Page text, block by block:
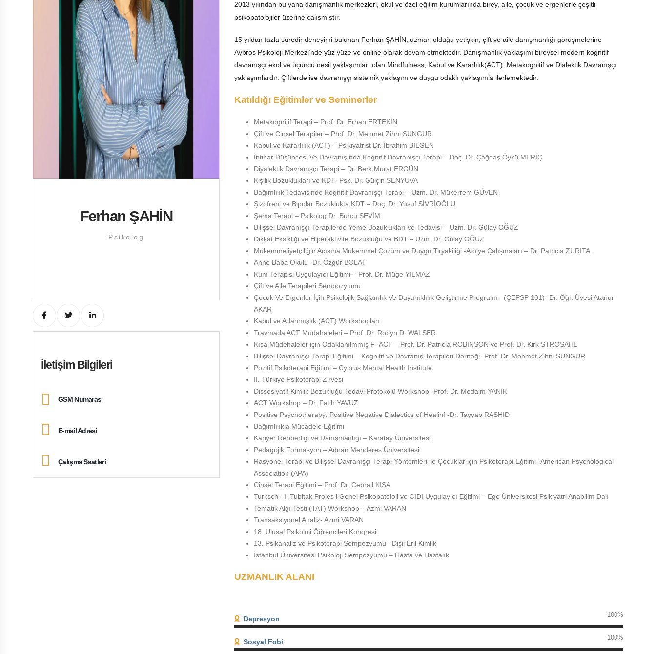
Ferhan ŞAHİN
Psikolog
İletişim Bilgileri
GSM Numarası
E-mail Adresi
Çalışma Saatleri
2013 yılından bu yana danışmanlık merkezleri, okul ve özel eğitim kurumlarında birey, aile, çocuk ve ergenlerle çeşitli
psikopatolojiler üzerine çalışmıştır.
15 yıldan fazla süredir deneyimi bulunan Ferhan ŞAHİN, uzman olduğu yetişkin, çift ve aile danışmanlığı görüşmelerine
Aybros Psikoloji Merkezi’nde yüz yüze ve online olarak devam etmektedir. Danışmanlık yaklaşımı bireysel modern kognitif
davranışçı ekol ve üçüncü nesil yaklaşımları olan Mindfulness, Kabul ve Kararlılık(ACT), Metakognitif ve Dialektik Davranışçı
yaklaşımlardır. Çiftlerde ise davranışçı sistemik yaklaşım ve duygu odaklı yaklaşımla ilerlemektedir.
Katıldığı Eğitimler ve Seminerler
Metakognitif Terapi – Prof. Dr. Erhan ERTEKİN
Çift ve Cinsel Terapiler – Prof. Dr. Mehmet Zihni SUNGUR
Kabul ve Kararlılık (ACT) – Psikiyatrist Dr. İbrahim BİLGEN
İntihar Düşüncesi Ve Davranışında Kognitif Davranışçı Terapi – Doç. Dr. Çağdaş Öykü MERİÇ
Diyalektik Davranışçı Terapi – Dr. Berk Murat ERGÜN
Kişilik Bozuklukları ve KDT- Psk. Dr. Gülçin ŞENYUVA
Bağımlılık Tedavisinde Kognitif Davranışçı Terapi – Uzm. Dr. Mükerrem GÜVEN
Şizofreni ve Bipolar Bozuklukta KDT – Doç. Dr. Yusuf SİVRİOĞLU
Şema Terapi – Psikolog Dr. Burcu SEVİM
Bilişsel Davranışçı Terapilerde Yeme Bozuklukları ve Tedavisi – Uzm. Dr. Gülay OĞUZ
Dikkat Eksikliği ve Hiperaktivite Bozukluğu ve BDT – Uzm. Dr. Gülay OĞUZ
Mükemmeliyetçiliğin Acısına Mükemmel Çözüm ve Duygu Tiryakiliği -Atölye Çalışmaları – Dr. Patricia ZURITA
Anne Baba Okulu -Dr. Özgür BOLAT
Kum Terapisi Uygulayıcı Eğitimi – Prof. Dr. Müge YILMAZ
Çift ve Aile Terapileri Sempozyumu
Çocuk Ve Ergenler İçin Psikolojik Sağlamlık Ve Dayanıklılık Geliştirme Programı –(ÇEPSP 101)- Dr. Öğr. Üyesi Atanur
AKAR
Kabul ve Adanmışlık (ACT) Workshopları
Travmada ACT Müdahaleleri – Prof. Dr. Robyn D. WALSER
Kısa Müdehaleler için Odaklanılmmış F- ACT – Prof. Dr. Patricia ROBINSON ve Prof. Dr. Kirk STROSAHL
Bilişsel Davranışçı Terapi Eğitimi – Kognitif ve Davranış Terapileri Derneği- Prof. Dr. Mehmet Zihni SUNGUR
Pozitif Psikoterapi Eğitimi – Cyprus Mental Health Institute
II. Türkiye Psikoterapi Zirvesi
Dissosiyatif Kimlik Bozukluğu Tedavi Protokolü Workshop -Prof. Dr. Medaim YANIK
ACT Workshop – Dr. Fatih YAVUZ
Positive Psychotherapy: Positive Negative Dialectics of Healinf -Dr. Tayyab RASHID
Bağımlılıkla Mücadele Eğitimi
Kariyer Rehberliği ve Danışmanlığı – Karatay Üniversitesi
Pedagojik Formasyon – Adnan Menderes Üniversitesi
Rasyonel Terapi ve Bilişsel Davranışçı Terapi Yöntemleri ile Çocuklar için Psikoterapi Eğitimi -American Psychological
Association (APA)
Cinsel Terapi Eğitimi – Prof. Dr. Cebrail KISA
Turksch –II Tubitak Projes i Genel Psikopatoloji ve CIDI Uygulayıcı Eğitimi – Ege Üniversitesi Psikiyatri Anabilim Dalı
Tematik Algı Testi (TAT) Workshop – Azmi VARAN
Transaksiyonel Analiz- Azmi VARAN
18. Ulusal Psikoloji Öğrencileri Kongresi
13. Psikanaliz ve Psikoterapi Sempozyumu– Dişil Eril Kimlik
İstanbul Üniversitesi Psikoloji Sempozyumu – Hasta ve Hastalık
UZMANLIK ALANI
Depresyon 100%
Sosyal Fobi 100%